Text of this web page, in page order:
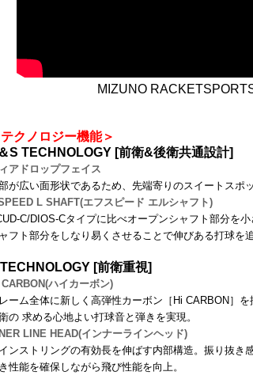
MIZUNO
テクノロジー機能＞
S TECHNOLOGY [前衛&後衛共通設計]
アドロップフェイス
が広い面形状であるため、先端寄りのスイートスポ
L SHAFT(エフスピード エルシャフト)
C/DIOS-Cタイプに比べオープンシャフト部分を小
フト部分をしなり易くさせることで伸びある打球を追
[前衛重視]
CARBON(ハイカーボン)
ーム全体に新しく高弾性カーボン［Hi CARBON］を
の 求める心地よい打球音と弾きを実現。
LINE HEAD(インナーラインヘッド)
ンストリングの有効長を伸ばす内部構造。振り抜き
性能を確保しながら飛び性能を向上。